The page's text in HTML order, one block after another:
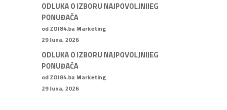
ODLUKA O IZBORU NAJPOVOLJNIJEG
PONUĐAČA
od ZOI84.ba Marketing
29 Juna, 2026
ODLUKA O IZBORU NAJPOVOLJNIJEG
PONUĐAČA
od ZOI84.ba Marketing
29 Juna, 2026